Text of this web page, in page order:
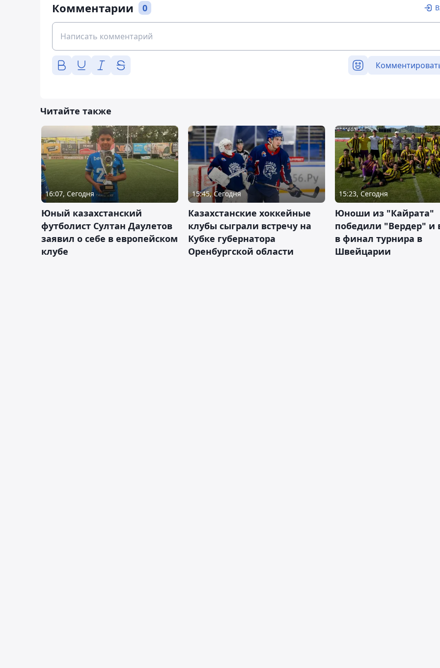
Комментарии 0
Читайте также
16:07, Сегодня
Юный казахстанский
футболист Султан Даулетов
заявил о себе в европейском
клубе
15:45, Сегодня
Казахстанские хоккейные
клубы сыграли встречу на
Кубке губернатора
Оренбургской области
15:23, Сегодня
Юноши из "Кайрата"
победили "Вердер"
в финал турнира в
Швейцарии